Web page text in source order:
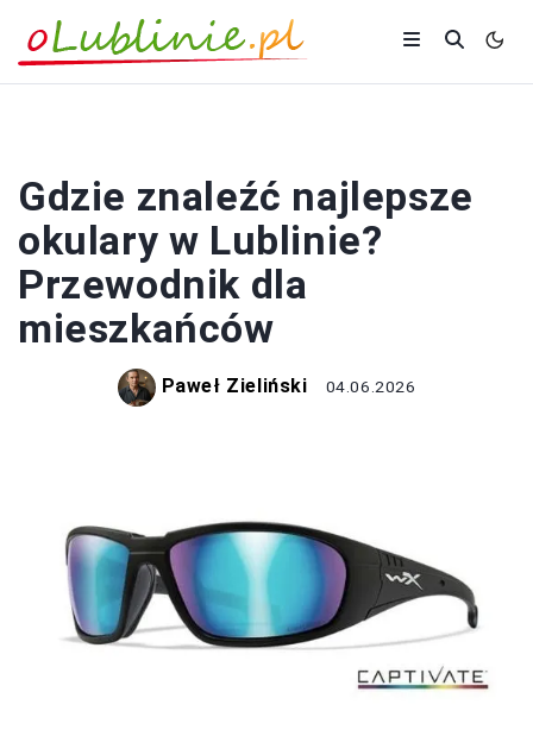
Gdzie znaleźć najlepsze
okulary w Lublinie?
Przewodnik dla
mieszkańców
Paweł Zieliński 04.06.2026